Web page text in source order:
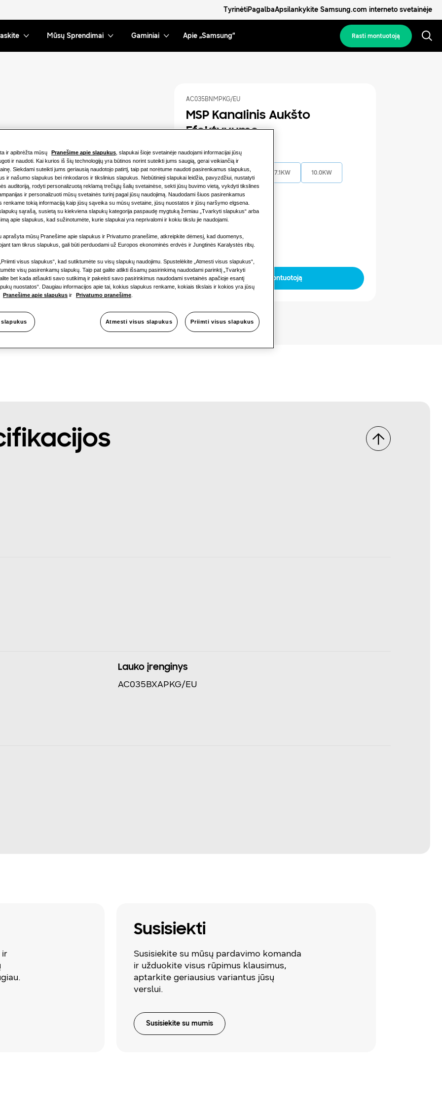
TyrinėtiPagalbaApsilankykite Samsung.com interneto svetainėje
Mūsų Sprendimai Gaminiai Apie „Samsung“ Rasti montuotoją
:
MSP Kanalinis Aukšto
Efektyvumo
AC035BNMPKG/EU
Galimas pajėgumas
3.5KW 5.2KW 7.1KW 10.0KW
12.0KW 14.0KW
Galima galia
1 fazė
Rasti montuotoją
Lauko įrenginys
AC035BXAPKG/EU
ir
Susisiekti
Susisiekite su mūsų pardavimo komanda
ir užduokite visus rūpimus klausimus,
aptarkite geriausius variantus jūsų
verslui.
Susisiekite su mumis
ir apibrėžta mūsų Pranešime apie slapukus , slapukai šioje svetainėje naudojami informacijai jūsų
ir naudoti. Kai kurios iš šių technologijų yra būtinos norint suteikti jums saugią, gerai veikiančią ir
Siekdami suteikti jums geriausią naudotojo patirtį, taip pat norėtume naudoti pasirenkamus slapukus,
ir našumo slapukus bei rinkodaros ir tikslinius slapukus. Nebūtinieji slapukai leidžia, pavyzdžiui, nustatyti
auditoriją, rodyti personalizuotą reklamą trečiųjų šalių svetainėse, sekti jūsų buvimo vietą, vykdyti tikslines
ir personalizuoti mūsų svetainės turinį pagal jūsų naudojimą. Naudodami šiuos pasirenkamus
renkame tokią informaciją kaip jūsų sąveika su mūsų svetaine, jūsų nuostatos ir jūsų naršymo elgsena.
sąrašą, susietą su kiekviena slapukų kategorija paspaudę mygtuką žemiau „Tvarkyti slapukus“ arba
apie slapukus, kad sužinotumėte, kurie slapukai yra neprivalomi ir kokiu tikslu jie naudojami.
aprašyta mūsų Pranešime apie slapukus ir Privatumo pranešime, atkreipkite dėmesį, kad duomenys,
tam tikrus slapukus, gali būti perduodami už Europos ekonominės erdvės ir Jungtinės Karalystės ribų.
visus slapukus“, kad sutiktumėte su visų slapukų naudojimu. Spustelėkite „Atmesti visus slapukus“,
visų pasirenkamų slapukų. Taip pat galite atlikti išsamų pasirinkimą naudodami parinktį „Tvarkyti
bet kada atšaukti savo sutikimą ir pakeisti savo pasirinkimus naudodami svetainės apačioje esantį
nuostatos“. Daugiau informacijos apie tai, kokius slapukus renkame, kokiais tikslais ir kokios yra jūsų
Pranešime apie slapukus ir Privatumo pranešime
Atmesti visus slapukus Priimti visus slapukus